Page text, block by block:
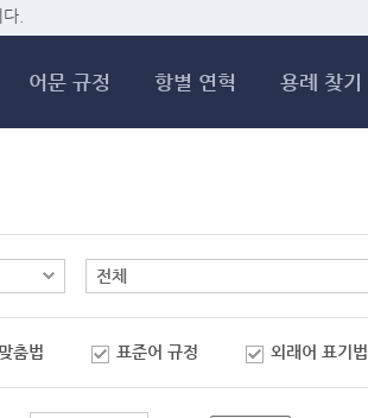
.
어문 규정 항별 연혁 용례 찾기
춤법 표준어 규정 외래어 표기법